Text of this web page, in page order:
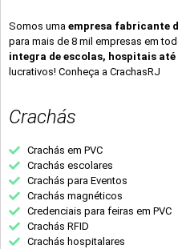
Somos uma empresa fabricante
para mais de 8 mil empresas em
integra de escolas, hospitais
lucrativos! Conheça a CrachasRJ
Crachás
Crachás em PVC
Crachás escolares
Crachás para Eventos
Crachás magnéticos
Credenciais para feiras em PVC
Crachás RFID
Crachás hospitalares